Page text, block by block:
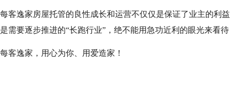
每客逸家房屋托管的良性成长和运营不仅仅是保证了业主的利
是需要逐步推进的“长跑行业”，绝不能用急功近利的眼光来看
每客逸家，用心为你、用爱造家！